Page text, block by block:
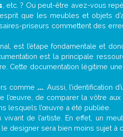
, etc. ? Ou peut-être avez-vous
que les meubles et objets
priseurs commettent des
est l’étape fondamentale et
est la principale
Cette documentation légitime
comme .... Aussi, l’identification
l’œuvre, de comparer la vôtre
lesquels l’œuvre a été publiée.
de l’artiste. En effet, un
designer sera bien moins sujet à